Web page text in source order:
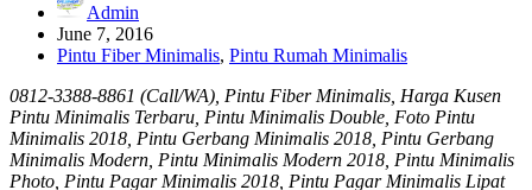
Admin
June 7, 2016
Pintu Fiber Minimalis, Pintu Rumah Minimalis
0812-3388-8861 (Call/WA), Pintu Fiber Minimalis, Harga Kusen
Pintu Minimalis Terbaru, Pintu Minimalis Double, Foto Pintu
Minimalis 2018, Pintu Gerbang Minimalis 2018, Pintu Gerbang
Minimalis Modern, Pintu Minimalis Modern 2018, Pintu Minimalis
Photo, Pintu Pagar Minimalis 2018, Pintu Pagar Minimalis Lipat